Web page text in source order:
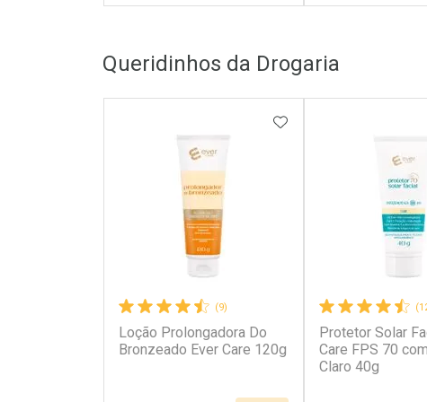
Laboratório
Ativar Desconto
Por Menos Laboratório
Ativar
Por Menos
Queridinhos da Drogaria
(9)
Loção Prolongadora Do
Bronzeado Ever Care 120g
ADICIONAR AOS
Protetor Solar
Care FPS 70
Claro 40g